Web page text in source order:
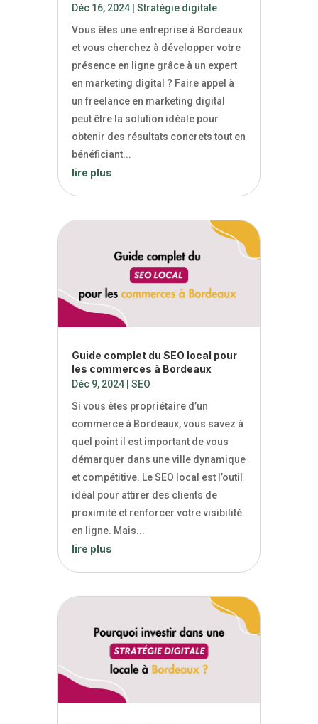
Déc 16, 2024| Stratégie digitale
Vous êtes une entreprise à Bordeaux
et vous cherchez à développer votre
présence en ligne grâce à un expert
en marketing digital ? Faire appel à
un freelance en marketing digital
peut être la solution idéale pour
obtenir des résultats concrets tout en
bénéficiant...
lire plus
Guide complet du SEO local pour
les commerces à Bordeaux
Déc 9, 2024| SEO
Si vous êtes propriétaire d’un
commerce à Bordeaux, vous savez à
quel point il est important de vous
démarquer dans une ville dynamique
et compétitive. Le SEO local est l’outil
idéal pour attirer des clients de
proximité et renforcer votre visibilité
en ligne. Mais...
lire plus